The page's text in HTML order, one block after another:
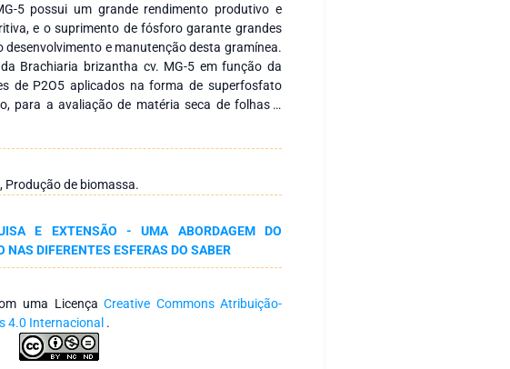
5 possui um grande rendimento produtivo e
e o suprimento de fósforo garante grandes
desenvolvimento e manutenção desta gramínea.
Brachiaria brizantha cv. MG-5 em função da
de P2O5 aplicados na forma de superfosfato
para a avaliação de matéria seca de folhas e
de perfilho e diâmetro do colmo, cultivadas
da Fundação Universidade Federal de
Rolim de Moura, RO. O delineamento amostral
com 5 tratamentos sendo eles as
800 kg ha-1 de P2O5 e 5 repetições totalizando
diferenças significativas com o aumento das
e 606 kg.ha-1 de P2O5 proporcionaram maior
plantas atingiu o ponto máximo com as doses
Para o diâmetro do colmo aos 60 DAS não
em relação às dosagens. Na produção de
respostas significativas, porém com
600 kg.ha-1 de P2O5. Considerações finais: De
Produção de biomassa.
E EXTENSÃO - UMA ABORDAGEM DO
DIFERENTES ESFERAS DO SABER
uma LicençaCreative Commons Atribuição-
4.0 Internacional .